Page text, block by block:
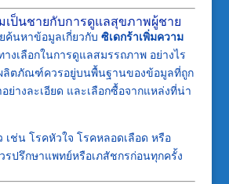
เป็นชายกับการดูแลสุขภาพผู้ชาย
ค้นหาข้อมูลเกี่ยวกับ ซิเดกร้าเพิ่มความ
งเลือกในการดูแลสมรรถภาพ อย่างไร
ลิตภัณฑ์ควรอยู่บนพื้นฐานของข้อมูลที่ถูก
ย่างละเอียด และเลือกซื้อจากแหล่งที่น่า
เช่น โรคหัวใจ โรคหลอดเลือด หรือ
รปรึกษาแพทย์หรือเภสัชกรก่อนทุกครั้ง